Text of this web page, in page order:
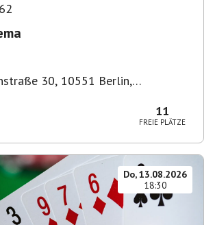
62
30, 10551 Berlin,
11
FREIE PLÄTZE
Do, 13.08.2026
18:30